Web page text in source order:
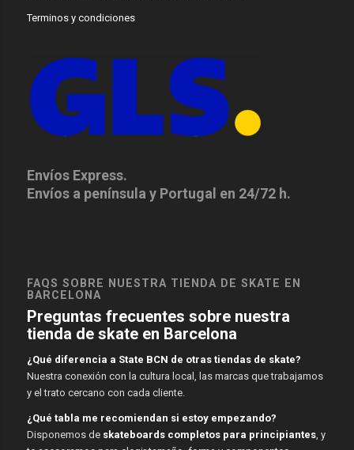
Terminos y condiciones
Envíos Express.
Envíos a península y Portugal en 24/72 h.
FAQS SOBRE NUESTRA TIENDA DE SKATE EN
BARCELONA
Preguntas frecuentes sobre nuestra
tienda de skate en Barcelona
¿Qué diferencia a State BCN de otras tiendas de skate?
Nuestra conexión con la cultura local, las marcas que trabajamos
y el trato cercano con cada cliente.
¿Qué tabla me recomiendan si estoy empezando?
Disponemos de skateboards completos para principiantes, y